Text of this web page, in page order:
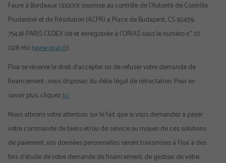
Faure à Bordeaux (33300) soumise au contrôle de l’Autorité de Contrôle
Prudentiel et de Résolution (ACPR) 4 Place de Budapest, CS 92459,
75436 PARIS CEDEX 09 et enregistrée à l’ORIAS sous le numéro n° 07
028 160 (www.orias.fr).
Floa se réserve le droit d’accepter ou de refuser votre demande de
financement ; vous disposez du délai légal de rétractation. Pour en
savoir plus, cliquezici.
Nous attirons votre attention sur le fait que si vous demandez à payer
votre commande de biens et/ou de service au moyen de ces solutions
de paiement, vos données personnelles seront transmises à Floa à des
fins d’étude de votre demande de financement, de gestion de votre